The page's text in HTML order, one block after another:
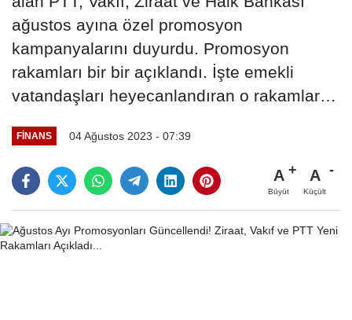
ağustos ayına özel promosyon
kampanyalarını duyurdu. Promosyon
rakamları bir bir açıklandı. İşte emekli
vatandaşları heyecanlandıran o rakamlar…
FINANS 04 Ağustos 2023 - 07:39
A
Büyüt
A
Küçült